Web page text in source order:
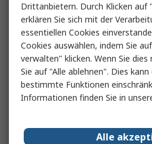
Drittanbietern. Durch Klicken auf
erklären Sie sich mit der
essentiellen Cookies
Cookies auswählen, indem Sie
verwalten" klicken. Wenn Sie
Sie auf "Alle ablehnen". Dies
bestimmte Funktionen
Informationen finden Sie in
Alle